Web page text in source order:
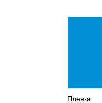
Пленка